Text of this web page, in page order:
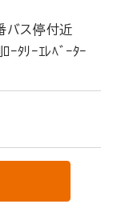
番バス停付近
ｰﾀﾘｰｴﾚﾍﾞｰﾀｰ